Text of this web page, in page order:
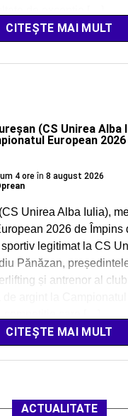
CITEȘTE MAI MULT
(CS Unirea Alba
European
4 ore în 8 august 2026
Unirea Alba Iulia),
2026 de Împins
legitimat la CS
Pănăzan,
și antrenor al
CITEȘTE MAI MULT
ACTUALITATE